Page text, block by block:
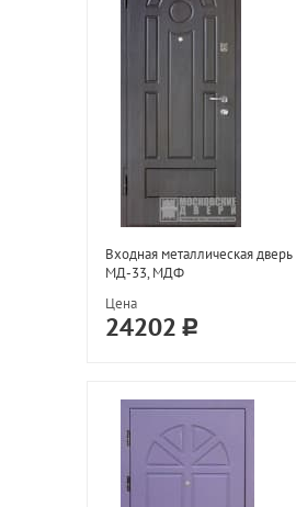
Входная металлическая дверь
МД-33, МДФ
Цена
24202